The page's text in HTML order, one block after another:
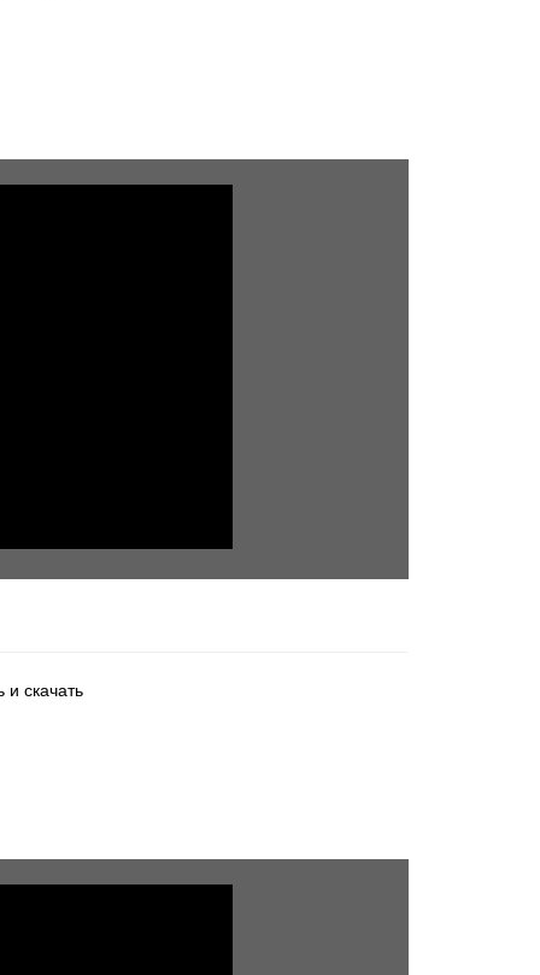
скачать